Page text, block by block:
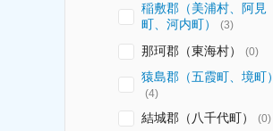
稲敷郡（美浦村、阿見
町、河内町）
(3)
那珂郡（東海村） (0)
猿島郡（五霞町、境町）
(4)
結城郡（八千代町） (0)